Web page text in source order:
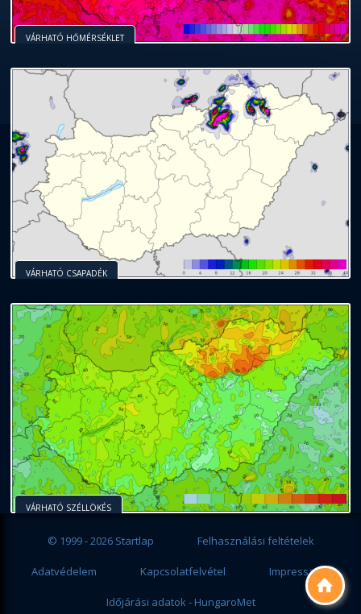

VÁRHATÓ HŐMÉRSÉKLET
VÁRHATÓ CSAPADÉK
VÁRHATÓ SZÉLLÖKÉS
© 1999 - 2026 Startlap Felhasználási feltételek
Adatvédelem Kapcsolatfelvétel Impresszum
Időjárási adatok - HungaroMet